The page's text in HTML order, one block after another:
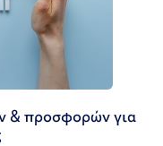
& προσφορών για